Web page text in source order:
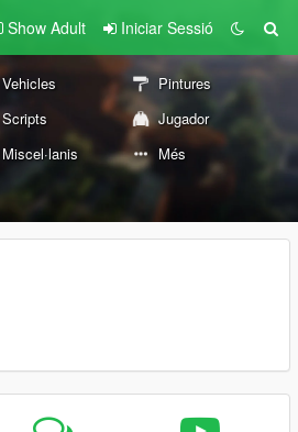
Show Adult Iniciar Sessió
Vehicles
Pintures
Scripts
Jugador
Miscel·lanis Més